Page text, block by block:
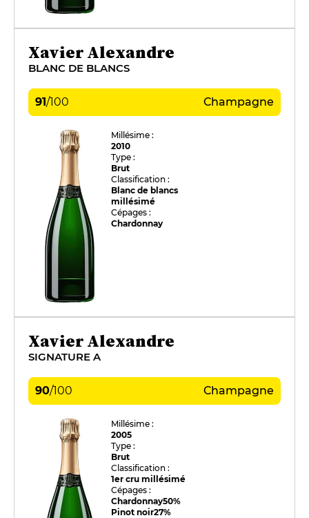
Xavier Alexandre
BLANC DE BLANCS
91/100 Champagne
Millésime :
2010
Type :
Brut
Classification :
Blanc de blancs
millésimé
Cépages :
Chardonnay
Xavier Alexandre
SIGNATURE A
90/100 Champagne
Millésime :
2005
Type :
Brut
Classification :
1er cru millésimé
Cépages :
Chardonnay50%
Pinot noir27%